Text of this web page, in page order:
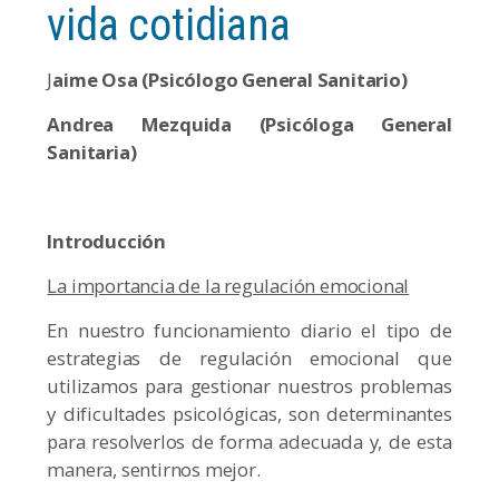
vida cotidiana
Jaime Osa (Psicólogo General Sanitario)
Andrea Mezquida (Psicóloga General
Sanitaria)
Introducción
La importancia de la regulación emocional
En nuestro funcionamiento diario el tipo de
estrategias de regulación emocional que
utilizamos para gestionar nuestros problemas
y dificultades psicológicas, son determinantes
para resolverlos de forma adecuada y, de esta
manera, sentirnos mejor.